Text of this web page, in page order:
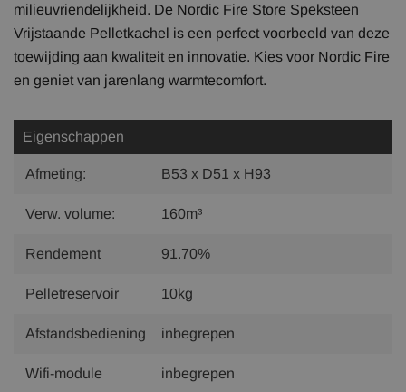
milieuvriendelijkheid. De Nordic Fire Store Speksteen
Vrijstaande Pelletkachel is een perfect voorbeeld van deze
toewijding aan kwaliteit en innovatie. Kies voor Nordic Fire
en geniet van jarenlang warmtecomfort.
Eigenschappen
Afmeting: B53 x D51 x H93
Verw. volume: 160m³
Rendement 91.70%
Pelletreservoir 10kg
Afstandsbediening inbegrepen
Wifi-module inbegrepen